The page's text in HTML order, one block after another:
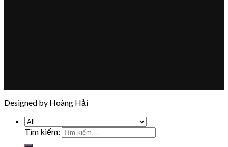
Designed by Hoàng Hải
Tìm kiếm: